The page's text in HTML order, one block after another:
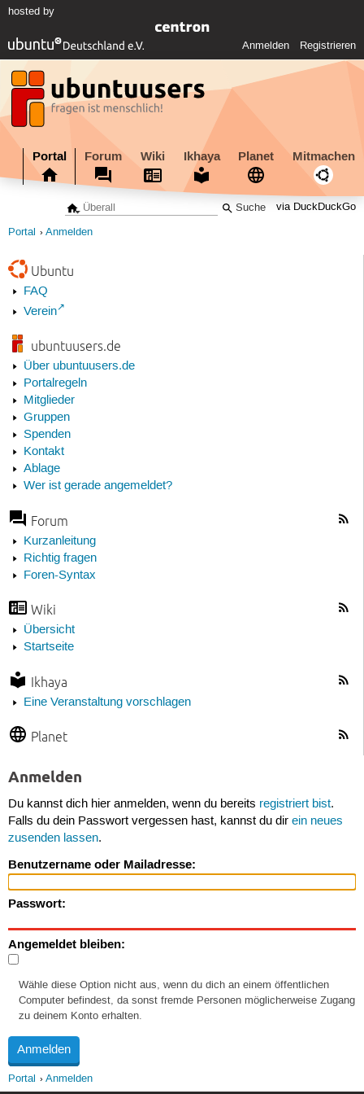
hosted by
Anmelden Registrieren
Portal Forum Wiki Ikhaya Planet Mitmachen
via DuckDuckGo
Portal Anmelden
Ubuntu
FAQ
Verein
ubuntuusers.de
Über ubuntuusers.de
Portalregeln
Mitglieder
Gruppen
Spenden
Kontakt
Ablage
Wer ist gerade angemeldet?
Forum
Kurzanleitung
Richtig fragen
Foren-Syntax
Wiki
Übersicht
Startseite
Ikhaya
Eine Veranstaltung vorschlagen
Planet
Anmelden
Du kannst dich hier anmelden, wenn du bereits registriert bist.
Falls du dein Passwort vergessen hast, kannst du dir ein neues
zusenden lassen.
Benutzername oder Mailadresse:
Passwort:
Angemeldet bleiben:
Wähle diese Option nicht aus, wenn du dich an einem öffentlichen
Computer befindest, da sonst fremde Personen möglicherweise Zugang
zu deinem Konto erhalten.
Portal Anmelden